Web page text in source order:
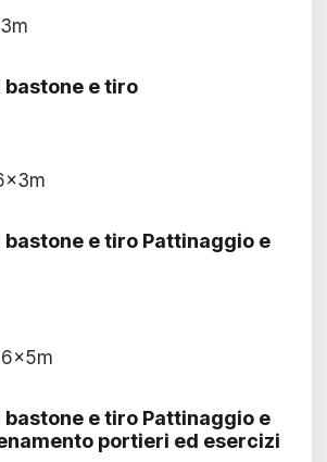
e tiro
e tiro Pattinaggio e
e tiro Pattinaggio e
portieri ed esercizi